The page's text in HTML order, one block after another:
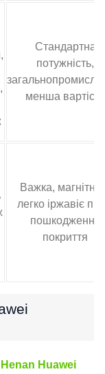
Стандартна
потужність,
менша вартість
Важка,
легко іржавіє
пошкодження
покриття
Henan Huawei